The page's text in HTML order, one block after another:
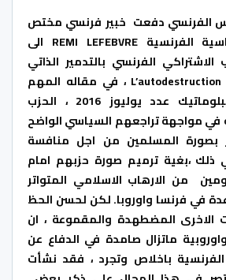
الفرنسي دفعت خبير فرنسي مختص
في الشؤون السياسية الفرنسية REMI LEFEBVRE الى
الفرنسي بالتدمير الذاتي
L’autodestruction du parti socialiste ، في مقاله المهم
بجريدة لوموند ديبلوماتيك عدد يوليوز 2016 ، الحزب
في مواجهة تراجعهم السياسي الواضح
بصورة المسلمين من اجل منافسة
ذلك ،بغية ترميم صورة حزبهم امام
من الارهاب الاسلامي المتواتر
في فرنسا واوروبا. لكن لحسن الحظ
الاخرى المضطهدة والمقموعة ، ان
ماتزال صامدة في الدفاع عن
باخلاص وتجرد ، فقد نشأت